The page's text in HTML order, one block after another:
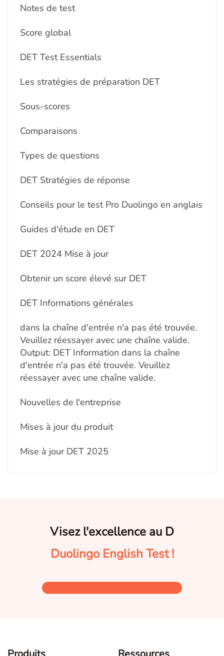
Notes de test
Score global
DET Test Essentials
Les stratégies de préparation DET
Sous-scores
Comparaisons
Types de questions
DET Stratégies de réponse
Conseils pour le test Pro Duolingo en anglais
Guides d'étude en DET
DET 2024 Mise à jour
Obtenir un score élevé sur DET
DET Informations générales
dans la chaîne d'entrée n'a pas été trouvée.
Veuillez réessayer avec une chaîne valide.
Output: DET Information dans la chaîne
d'entrée n'a pas été trouvée. Veuillez
réessayer avec une chaîne valide.
Nouvelles de l'entreprise
Mises à jour du produit
Mise à jour DET 2025
Visez l'excellence au D
Duolingo English Test !